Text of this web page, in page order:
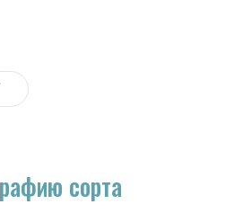
сорта